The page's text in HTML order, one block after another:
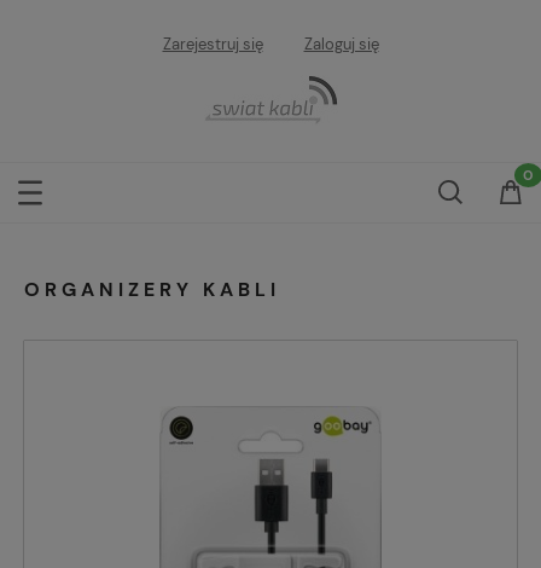
Zarejestruj się Zaloguj się
ORGANIZERY KABLI